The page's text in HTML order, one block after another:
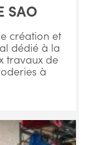
SAO
création et
dédié à la
travaux de
à